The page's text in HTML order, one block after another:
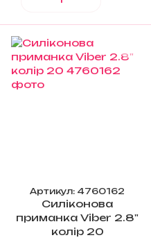
Артикул: 4760162
Силіконова
приманка Viber 2.8"
колір 20